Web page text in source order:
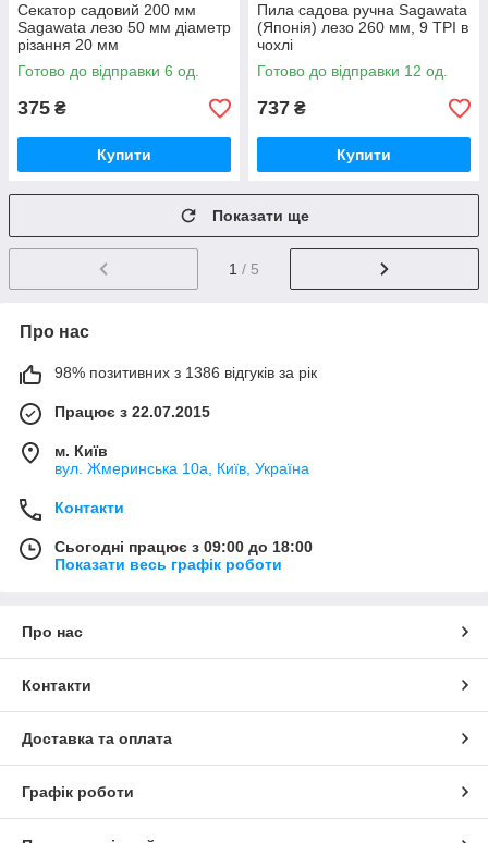
Секатор садовий 200 мм
Sagawata лезо 50 мм діаметр
різання 20 мм
Готово до відправки 6 од.
375 ₴
Купити
Пила садова ручна Sagawata
(Японія) лезо 260 мм, 9 TPI в
чохлі
Готово до відправки 12 од.
737 ₴
Купити
Показати ще
1 / 5
Про нас
98% позитивних з 1386 відгуків за рік
Працює з 22.07.2015
м. Київ
вул. Жмеринська 10а, Київ, Україна
Контакти
Сьогодні працює з 09:00 до 18:00
Показати весь графік роботи
Про нас
Контакти
Доставка та оплата
Графік роботи